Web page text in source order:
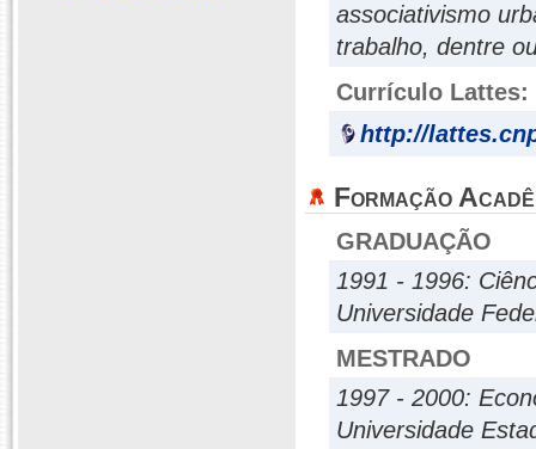
associativismo
trabalho, dentre
Currículo Lattes:
http://
Formação
GRADUAÇÃO
1991 - 1996:
Universidade
MESTRADO
1997 - 2000:
Universidade